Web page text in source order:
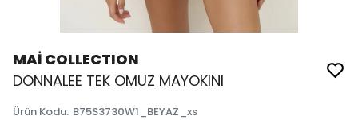
MAİ COLLECTION
DONNALEE TEK OMUZ MAYOKINI
Ürün Kodu: B75S3730W1_BEYAZ_xs